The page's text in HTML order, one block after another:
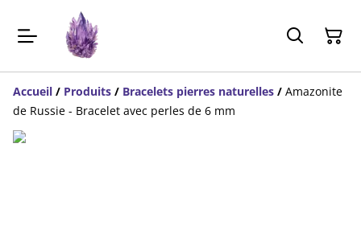
Accueil / Produits / Bracelets pierres naturelles / Amazonite
de Russie - Bracelet avec perles de 6 mm